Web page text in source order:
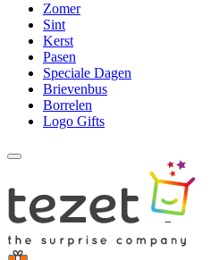
Zomer
Sint
Kerst
Pasen
Speciale Dagen
Brievenbus
Borrelen
Logo Gifts